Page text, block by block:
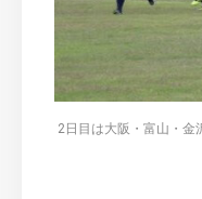
2日目は大阪・富山・金